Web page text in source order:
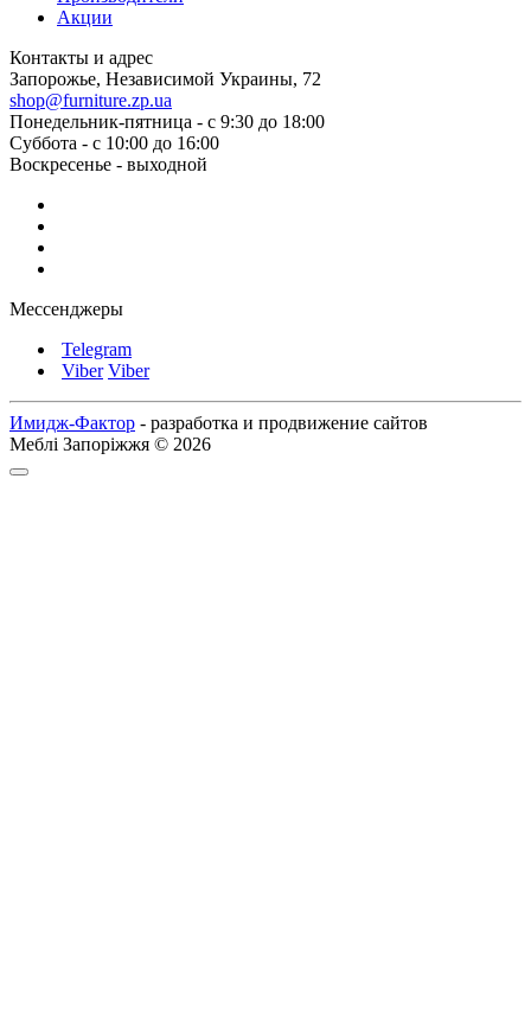
Акции
Контакты и адрес
Запорожье, Независимой Украины, 72
shop@furniture.zp.ua
Понедельник-пятница - с 9:30 до 18:00
Суббота - с 10:00 до 16:00
Воскресенье - выходной
Мессенджеры
Telegram
Viber Viber
Имидж-Фактор - разработка и продвижение сайтов
Меблі Запоріжжя © 2026